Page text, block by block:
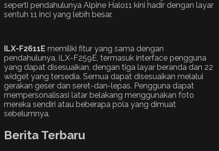
seperti pendahulunya Alpine Halo11 kini hadir dengan layar
sentuh 11 inci yang lebih besar.
ILX-F2611E memiliki fitur yang sama dengan
pendahulunya, iLX-F259E, termasuk interface pengguna
yang dapat disesuaikan, dengan tiga layar beranda dan 22
widget yang tersedia. Semua dapat disesuaikan melalui
gerakan geser dan seret-dan-lepas. Pengguna dapat
mempersonalisasi latar belakang menggunakan foto
mereka sendiri atau beberapa pola yang dimuat
sebelumnya.
Berita Terbaru